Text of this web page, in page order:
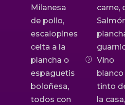
Milanesa
de pollo,
escalopines
celta a la
plancha o
espaguetis
boloñesa,
todos con
carne,
Vino
blanco
tinto
la casa,